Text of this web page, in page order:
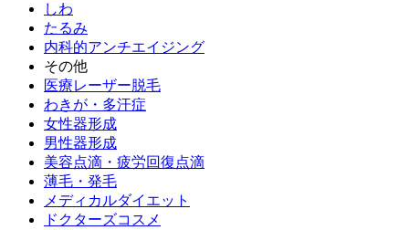
しわ
たるみ
内科的アンチエイジング
その他
医療レーザー脱毛
わきが・多汗症
女性器形成
男性器形成
美容点滴・疲労回復点滴
薄毛・発毛
メディカルダイエット
ドクターズコスメ